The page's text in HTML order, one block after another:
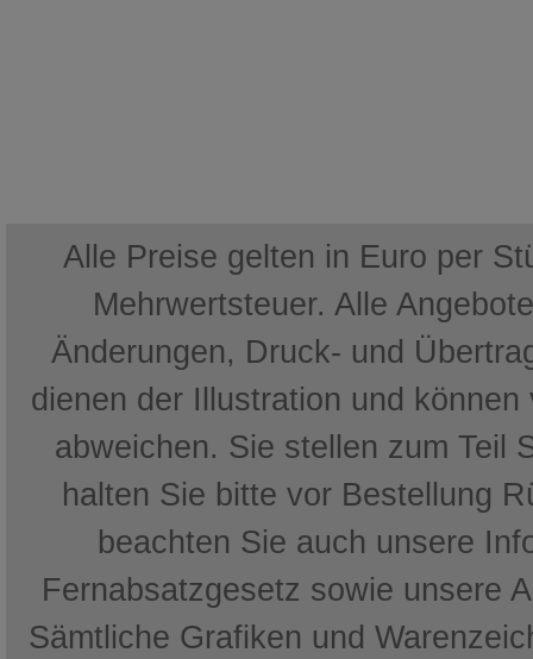
Alle Preise gelten in Euro per
Mehrwertsteuer. Alle
Änderungen, Druck- und
dienen der Illustration und
abweichen. Sie stellen zum Teil
halten Sie bitte vor Bestellung
beachten Sie auch unsere
Fernabsatzgesetz sowie unsere
Sämtliche Grafiken und